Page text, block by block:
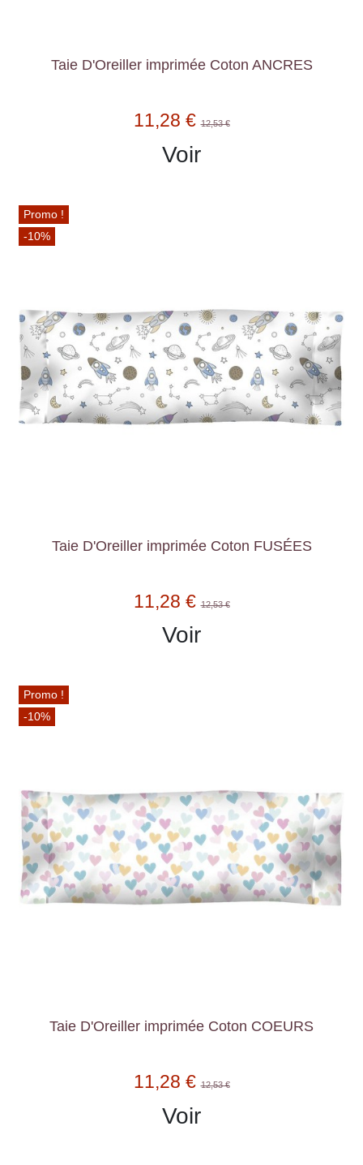
Taie D'Oreiller imprimée Coton ANCRES
11,28 €12,53 €
Voir
Promo !
-10%
Taie D'Oreiller imprimée Coton FUSÉES
11,28 €12,53 €
Voir
Promo !
-10%
Taie D'Oreiller imprimée Coton COEURS
11,28 €12,53 €
Voir